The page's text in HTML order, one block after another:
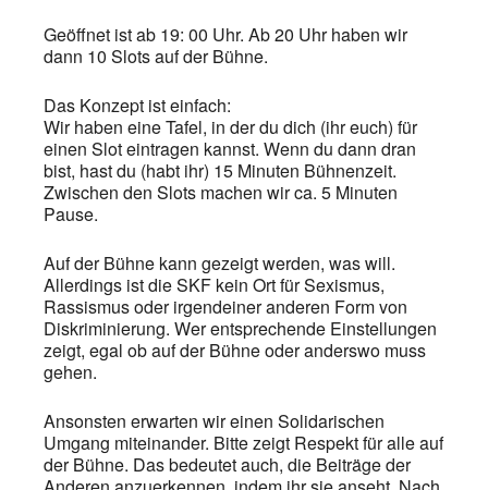
Geöffnet ist ab 19: 00 Uhr. Ab 20 Uhr haben wir
dann 10 Slots auf der Bühne.
Das Konzept ist einfach:
Wir haben eine Tafel, in der du dich (ihr euch) für
einen Slot eintragen kannst. Wenn du dann dran
bist, hast du (habt ihr) 15 Minuten Bühnenzeit.
Zwischen den Slots machen wir ca. 5 Minuten
Pause.
Auf der Bühne kann gezeigt werden, was will.
Allerdings ist die SKF kein Ort für Sexismus,
Rassismus oder irgendeiner anderen Form von
Diskriminierung. Wer entsprechende Einstellungen
zeigt, egal ob auf der Bühne oder anderswo muss
gehen.
Ansonsten erwarten wir einen Solidarischen
Umgang miteinander. Bitte zeigt Respekt für alle auf
der Bühne. Das bedeutet auch, die Beiträge der